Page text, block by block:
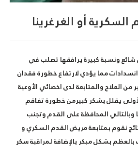
السكرية أو الغرغرينا
ونسبة كبيرة يرافقها تصلب في
مما يؤدي لارتفاع خطورة فقدان
من العلاج والمتابعة لدى اخصائي الأوعية
يقلل بشكر كبيرمن خطورة تفاقم
المحافظة على القدم وتجنب
نقوم بمتابعة مريض القدم السكري و
بشكل مبكر بالإضافة لمراقبة سكر